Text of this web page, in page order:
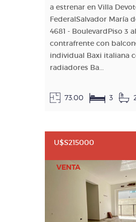
a estrenar en Villa
FederalSalvador María
4681 - BoulevardPiso 3 al
contrafrente con
individual Baxi italiana
radiadores Ba...
73.00 3
U$S215000
VENTA